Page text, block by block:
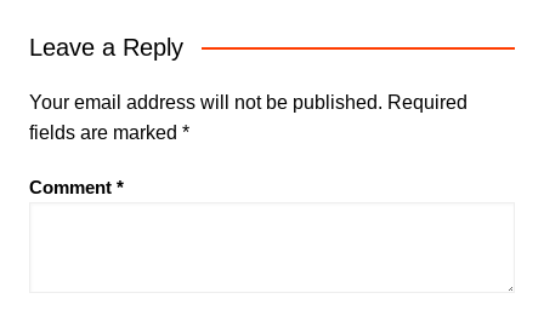
Leave a Reply
Your email address will not be published. Required
fields are marked *
Comment *